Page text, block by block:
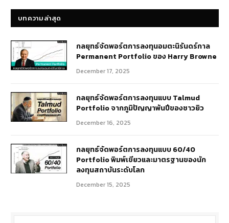
บทความล่าสุด
กลยุทธ์​จัดพอร์ตการลงทุนอมตะนิรันดร์กาล
Permanent Portfolio ของ Harry Browne
December 17, 2025
กลยุทธ์จัดพอร์ตการลงทุนแบบ Talmud
Portfolio จากภูมิปัญญาพันปีของชาวยิว
December 16, 2025
กลยุทธ์จัดพอร์ตการลงทุนแบบ 60/40
Portfolio พิมพ์เขียวและมาตรฐานของนัก
ลงทุนสถาบันระดับโลก
December 15, 2025